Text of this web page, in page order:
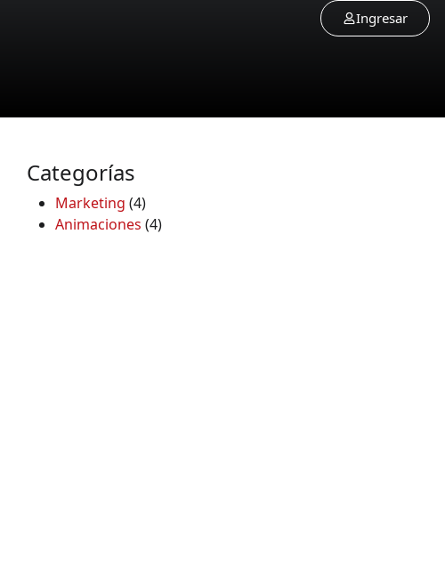
Ingresar
Categorías
Marketing (4)
Animaciones (4)